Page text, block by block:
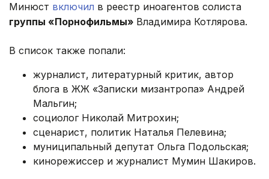
Минюст включил в реестр иноагентов солиста
группы «Порнофильмы» Владимира Котлярова.
В список также попали:
журналист, литературный критик, автор
блога в ЖЖ «Записки мизантропа» Андрей
Мальгин;
социолог Николай Митрохин;
сценарист, политик Наталья Пелевина;
муниципальный депутат Ольга Подольская;
кинорежиссер и журналист Мумин Шакиров.